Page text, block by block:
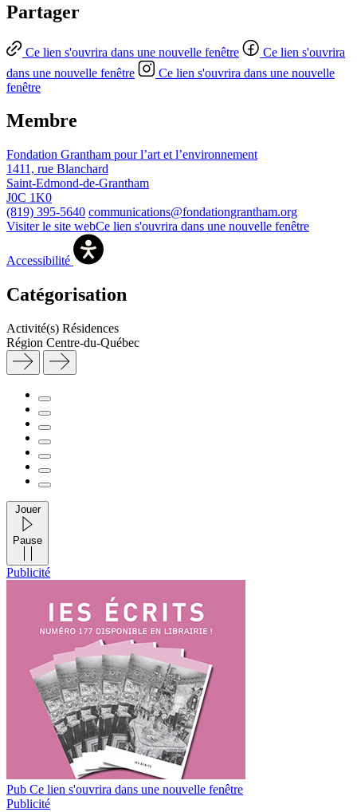
Partager
Ce lien s'ouvrira dans une nouvelle fenêtre
Ce lien s'ouvrira
dans une nouvelle fenêtre
Ce lien s'ouvrira dans une nouvelle
fenêtre
Membre
Fondation Grantham pour l’art et l’environnement
1411, rue Blanchard
Saint-Edmond-de-Grantham
J0C 1K0
(819) 395-5640 communications@fondationgrantham.org
Visiter le site webCe lien s'ouvrira dans une nouvelle fenêtre
Accessibilité
Catégorisation
Activité(s) Résidences
Région Centre-du-Québec
Jouer
Pause
Publicité
Pub Ce lien s'ouvrira dans une nouvelle fenêtre
Publicité